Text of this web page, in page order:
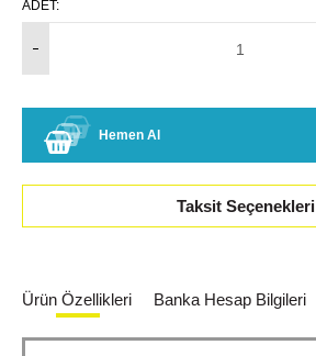
ADET:
Hemen Al
Taksit Seçenekleri
Ürün Özellikleri Banka Hesap Bilgileri